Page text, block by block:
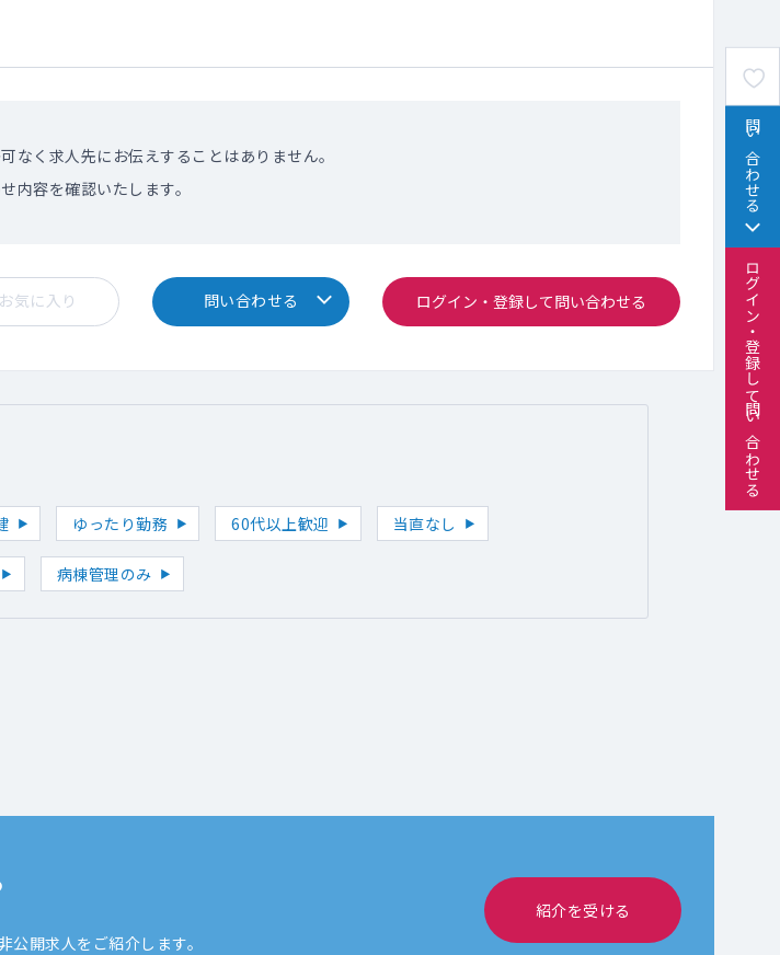
問い合わせる
ログイン・登録して問い合わせる
なく求人先にお伝えすることはありません。
内容を確認いたします。
お気に入り 問い合わせる ログイン・登録して問い合わせる
ゆったり勤務 60代以上歓迎 当直なし
病棟管理のみ
開求人をご紹介します。
紹介を受ける